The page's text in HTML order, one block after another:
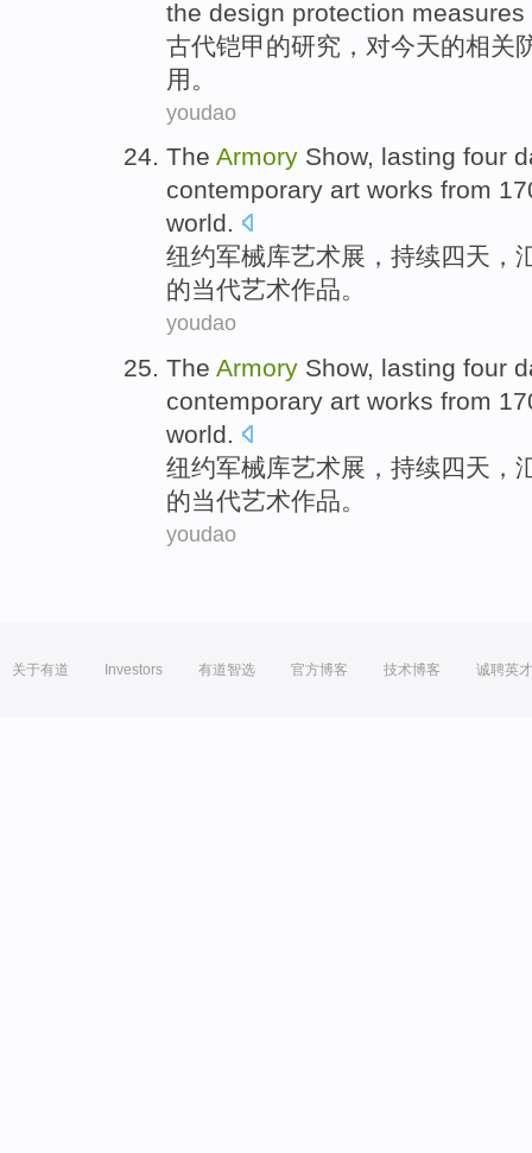
the design protection
古代铠甲 的研究 ， 对今天的相关
用。
youdao
The Armory Show, lasting four
contemporary art works from
world.
纽约军械库艺术展， 持续四天 ，
的当代艺术作品。
youdao
The Armory Show, lasting four
contemporary art works from
world.
纽约军械库艺术展， 持续四天 ，
的当代艺术作品。
youdao
关于有道 Investors 有道智选 官方博客 技术博客 诚聘英才